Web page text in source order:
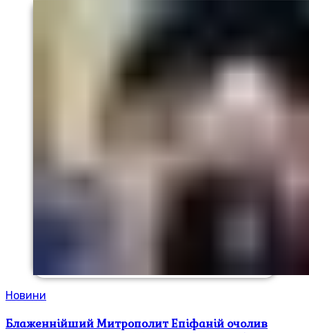
Новини
Блаженнійший Митрополит Епіфаній очолив